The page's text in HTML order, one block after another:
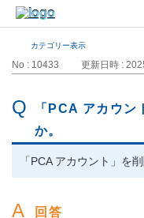
カテゴリー表示
No : 10433 更新日時 :
「PCA アカウ
か。
「PCA アカウント」を